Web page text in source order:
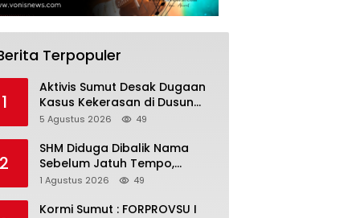
Terpopuler
1
Aktivis Sumut Desak Dugaan
Kasus Kekerasan di Dusun
Balakka, Desa Gunung
5 Agustus 2026 49
2
SHM Diduga Dibalik Nama
Sebelum Jatuh Tempo,
Warga Gresik Gugat
Somasi Kepala Desa
1 Agustus 2026 49
Kormi Sumut : FORPROVSU I